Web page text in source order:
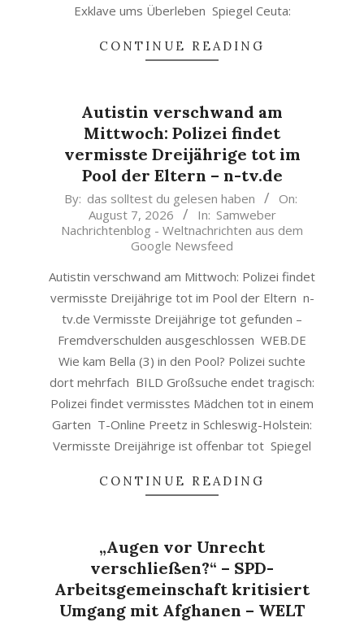
Exklave ums Überleben Spiegel Ceuta:
CONTINUE READING
Autistin verschwand am
Mittwoch: Polizei findet
vermisste Dreijährige tot im
Pool der Eltern – n-tv.de
2026-
07
By: das solltest du gelesen haben
On:
August 7, 2026
In: Samweber
Nachrichtenblog - Weltnachrichten aus dem
Google Newsfeed
Autistin verschwand am Mittwoch: Polizei findet
vermisste Dreijährige tot im Pool der Eltern n-
tv.de Vermisste Dreijährige tot gefunden –
Fremdverschulden ausgeschlossen WEB.DE
Wie kam Bella (3) in den Pool? Polizei suchte
dort mehrfach BILD Großsuche endet tragisch:
Polizei findet vermisstes Mädchen tot in einem
Garten T-Online Preetz in Schleswig-Holstein:
Vermisste Dreijährige ist offenbar tot Spiegel
CONTINUE READING
„Augen vor Unrecht
verschließen?“ – SPD-
Arbeitsgemeinschaft kritisiert
Umgang mit Afghanen – WELT